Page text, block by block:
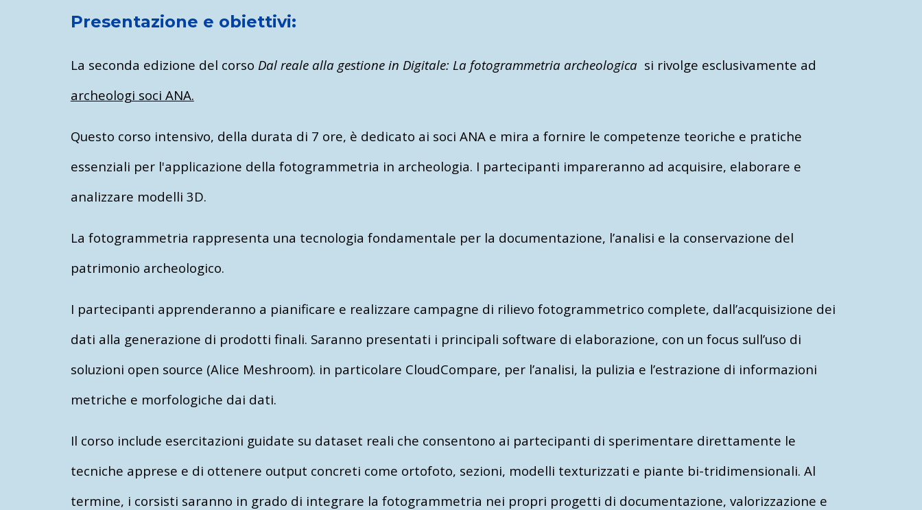
Presentazione e obiettivi:
La seconda edizione del corso Dal reale alla gestione in Digitale: La fotogrammetria archeologica si rivolge esclusivamente ad
archeologi soci ANA.
Questo corso intensivo, della durata di 7 ore, è dedicato ai soci ANA e mira a fornire le competenze teoriche e pratiche
essenziali per l'applicazione della fotogrammetria in archeologia. I partecipanti impareranno ad acquisire, elaborare e
analizzare modelli 3D.
La fotogrammetria rappresenta una tecnologia fondamentale per la documentazione, l’analisi e la conservazione del
patrimonio archeologico.
I partecipanti apprenderanno a pianificare e realizzare campagne di rilievo fotogrammetrico complete, dall’acquisizione dei
dati alla generazione di prodotti finali. Saranno presentati i principali software di elaborazione, con un focus sull’uso di
soluzioni open source (Alice Meshroom). in particolare CloudCompare, per l’analisi, la pulizia e l’estrazione di informazioni
metriche e morfologiche dai dati.
Il corso include esercitazioni guidate su dataset reali che consentono ai partecipanti di sperimentare direttamente le
tecniche apprese e di ottenere output concreti come ortofoto, sezioni, modelli texturizzati e piante bi-tridimensionali. Al
termine, i corsisti saranno in grado di integrare la fotogrammetria nei propri progetti di documentazione, valorizzazione e